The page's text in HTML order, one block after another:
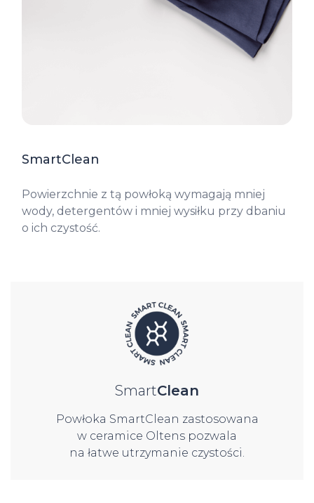
SmartClean
Powierzchnie z tą powłoką wymagają mniej
wody, detergentów i mniej wysiłku przy dbaniu
o ich czystość.
SmartClean
Powłoka SmartClean zastosowana
w ceramice Oltens pozwala
na łatwe utrzymanie czystości.